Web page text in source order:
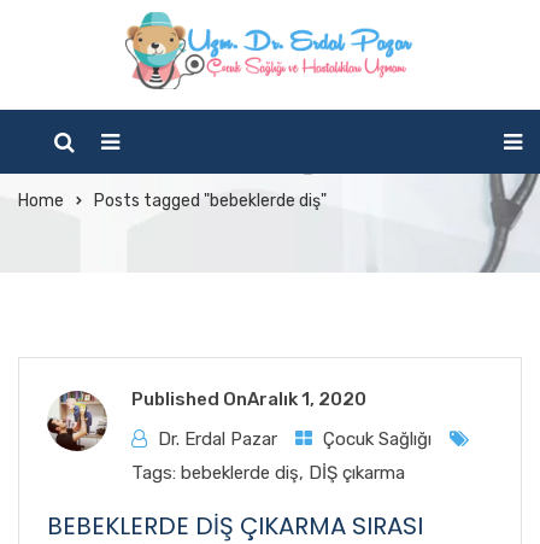
Tag Archives:
bebeklerde diş
Home Posts tagged "bebeklerde diş"
Published OnAralık 1, 2020
Dr. Erdal Pazar
Çocuk Sağlığı
Tags: bebeklerde diş, DİŞ çıkarma
BEBEKLERDE DİŞ ÇIKARMA SIRASI